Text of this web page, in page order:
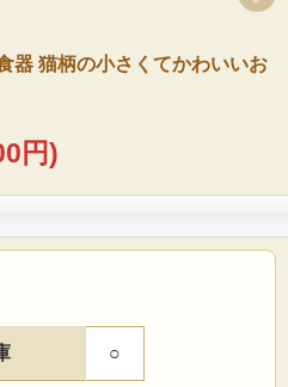
器 猫柄の小さくてかわいいお
円)
○